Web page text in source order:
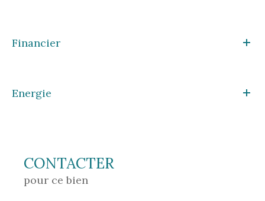
Financier
Energie
CONTACTER
pour ce bien